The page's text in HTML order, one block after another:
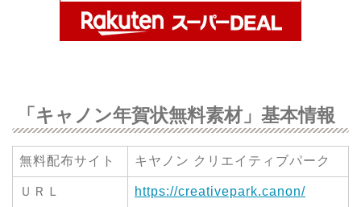
「キャノン年賀状無料素材」基本情報
無料配布サイト キヤノン クリエイティブパーク
ＵＲＬ https://creativepark.canon/